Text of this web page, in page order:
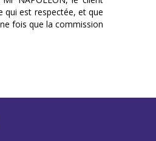
qui est respectée, et que
fois que la commission